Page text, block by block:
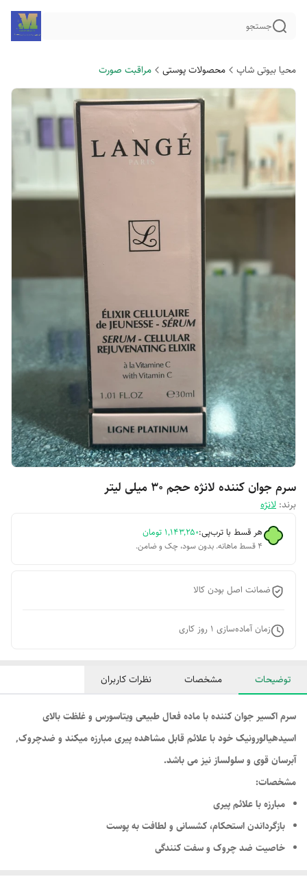
جستجو
محیا بیوتی شاپ محصولات پوستی مراقبت صورت
سرم جوان کننده لانژه حجم 30 میلی لیتر
برند: لانژه
هر قسط با ترب‌پی:۱٬۱۴۳٬۲۵۰ تومان
۴ قسط ماهانه. بدون سود، چک و ضامن.
ضمانت اصل بودن کالا
زمان آماده‌سازی 1 روز کاری
توضیحات مشخصات نظرات کاربران
سرم اکسیر جوان کننده با ماده فعال طبیعی ویتاسورس و غلظت بالای
اسیدهیالورونیک خود با علائم قابل مشاهده پیری مبارزه میکند و ضدچروک,
آبرسان قوی و سلولساز نیز می باشد.
مشخصات:
مبارزه با علائم پیری
بازگرداندن استحکام، کشسانی و لطافت به پوست
خاصیت ضد چروک و سفت کنندگی